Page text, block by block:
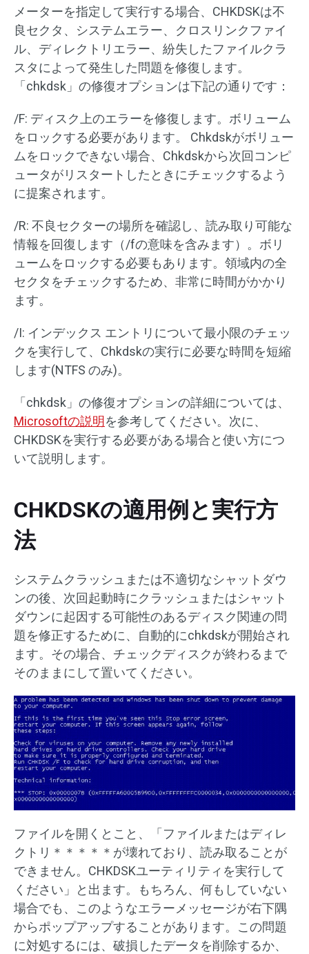
メーターを指定して実行する場合、CHKDSKは不
良セクタ、システムエラー、クロスリンクファイ
ル、ディレクトリエラー、紛失したファイルクラ
スタによって発生した問題を修復します。
「chkdsk」の修復オプションは下記の通りです：
/F: ディスク上のエラーを修復します。ボリューム
をロックする必要があります。 Chkdskがボリュー
ムをロックできない場合、Chkdskから次回コンピ
ュータがリスタートしたときにチェックするよう
に提案されます。
/R: 不良セクターの場所を確認し、読み取り可能な
情報を回復します（/fの意味を含みます）。ボリ
ュームをロックする必要もあります。領域内の全
セクタをチェックするため、非常に時間がかかり
ます。
/I: インデックス エントリについて最小限のチェッ
クを実行して、Chkdskの実行に必要な時間を短縮
します(NTFS のみ)。
「chkdsk」の修復オプションの詳細については、
Microsoftの説明 を参考してください。次に、
CHKDSKを実行する必要がある場合と使い方につ
いて説明します。
CHKDSKの適用例と実行方
法
システムクラッシュまたは不適切なシャットダウ
ンの後、次回起動時にクラッシュまたはシャット
ダウンに起因する可能性のあるディスク関連の問
題を修正するために、自動的にchkdskが開始され
ます。その場合、チェックディスクが終わるまで
そのままにして置いてください。
ファイルを開くとこと、「ファイルまたはディレ
クトリ＊＊＊＊＊が壊れており、読み取ることが
できません。CHKDSKユーティリティを実行して
ください」と出ます。もちろん、何もしていない
場合でも、このようなエラーメッセージが右下隅
からポップアップすることがあります。この問題
に対処するには、破損したデータを削除するか、